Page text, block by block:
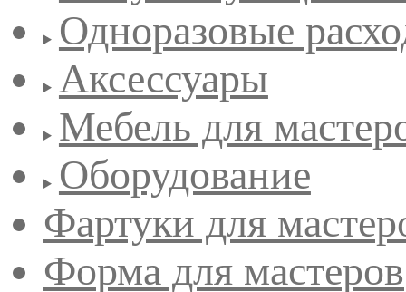
Одноразовые
Аксессуары
Мебель для
Оборудование
Фартуки для
Форма для мастеров